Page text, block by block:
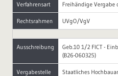
Verfahrensart Freihändige Vergabe
Rechtsrahmen UVgO/VgV
Ausschreibung
Geb.10 1/2 FICT -
(B26-060325)
Vergabestelle Staatliches